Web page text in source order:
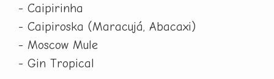
- Caipirinha
- Caipiroska (Maracujá, Abacaxi)
- Moscow Mule
- Gin Tropical